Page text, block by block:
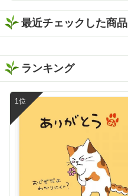
も緑茶の存在感が消えない
😌 お茶の旨みとお酒の風味
がバランスよく重なって、
く、いつもの晩酌がちょっ
と特別な時間になりました
🕐 濃い緑茶が好きな方に
は、この味わいをぜひ一度
体験してほしい🌿 もちろん
静岡割だけでなく、お湯出
しでも水出しも出来ますよ
茶、ほっとしたい時間には
温かい緑茶、夜は静岡割
と、その日の気分に合わせ
最近チェックした商品
ランキング